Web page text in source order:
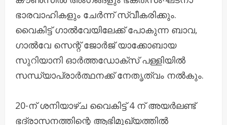
ഭാരവാഹികളും ചേര്‍ന്ന് സ്വീകരിക്കും.
വൈകിട്ട് ഗാൽവേയിലേക്ക് പോകുന്ന ബാവ,
ഗാൽവേ സെന്റ് ജോര്‍ജ് യാക്കോബായ
സുറിയാനി ഓർത്തഡോക്സ് പള്ളിയിൽ
സന്ധ്യാപ്രാര്‍ത്ഥനക്ക് നേതൃത്വം നൽകും.
20-ന് ശനിയാഴ്ച വൈകിട്ട് 4 ന് അയര്‍ലണ്ട്
ഭദ്രാസനത്തിന്റെ ആഭിമുഖ്യത്തില്‍